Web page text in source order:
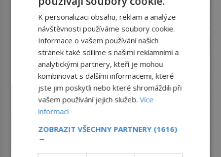
PROLISTOVAT ČASOPIS
reklama
K personalizaci obsahu, reklam a analýze
návštěvnosti používáme soubory cookie.
Informace o vašem používání našich
stránek také sdílíme s našimi reklamními a
analytickými partnery, kteří je mohou
kombinovat s dalšími informacemi, které
jste jim poskytli nebo které shromáždili při
vašem používání jejich služeb.Více
informací
ZOBRAZIT VŠECHNY PARTNERY (1616)
→